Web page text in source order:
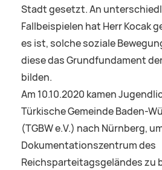
Stadt gesetzt. An
Fallbeispielen hat Herr Kocak
es ist, solche soziale
diese das Grundfundament
bilden.
Am 10.10.2020 kamen
Türkische Gemeinde Baden-
(TGBW e.V.) nach Nürnberg,
Dokumentationszentrum des
Reichsparteitagsgeländes zu